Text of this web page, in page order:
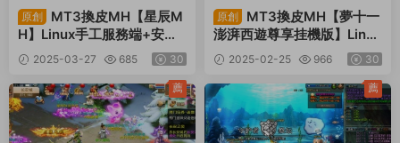
原創
MT3換皮MH【星辰M
H】Linux手工服務端+安卓
蘋果雙端+GM後台+全套源
碼+攻略+視頻架設教程
2025-03-27 685 30
原創
MT3換皮MH【夢十一
澎湃西遊尊享挂機版】Linux
手工服務端+安卓蘋果雙端+
GM後台+全套源碼+攻略
+視頻架設教程
2025-02-25 966 30
薦 薦